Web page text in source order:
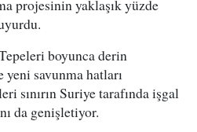
projesinin yaklaşık yüzde
boyunca derin
savunma hatları
sınırın Suriye tarafında işgal
da genişletiyor.